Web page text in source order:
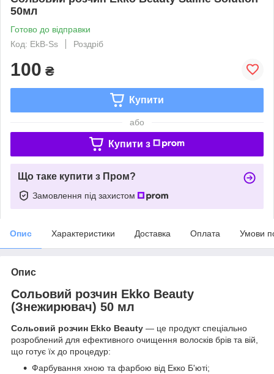
50мл
Готово до відправки
Код: EkB-Ss
Роздріб
100 ₴
Купити
або
Купити з
Що таке купити з Пром?
Замовлення під захистом
Опис Характеристики Доставка Оплата Умови
Опис
Сольовий розчин Ekko Beauty
(Знежирювач) 50 мл
Сольовий розчин Ekko Beauty — це продукт спеціально
розроблений для ефективного очищення волосків брів та вій,
що готує їх до процедур:
Фарбування хною та фарбою від Екко Б'юті;